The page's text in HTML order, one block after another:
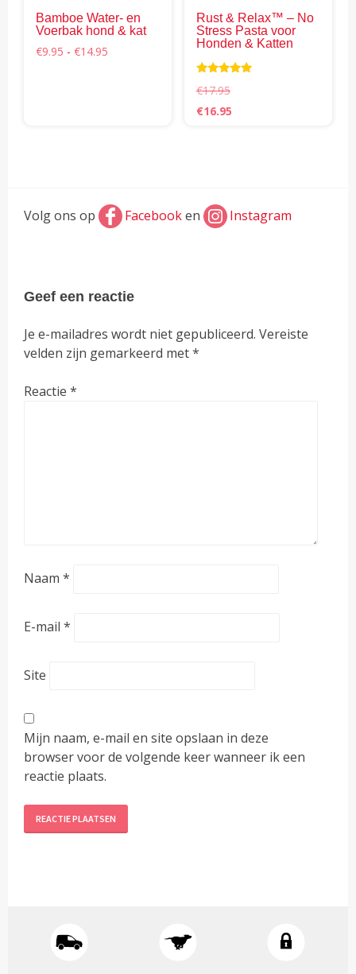
Bamboe Water- en
Voerbak hond & kat
€9.95 - €14.95
wordenRust & Relax™ – No
Stress Pasta voor
Honden & Katten
5.00
€17.95
Oorspronkelijke
€16.95Huidige
Volg ons op Facebooken Instagram
Geef een reactie
Je e-mailadres wordt niet gepubliceerd. Vereiste
velden zijn gemarkeerd met*
Reactie*
Naam*
E-mail*
Site
Mijn naam, e-mail en site opslaan in deze
browser voor de volgende keer wanneer ik een
reactie plaats.